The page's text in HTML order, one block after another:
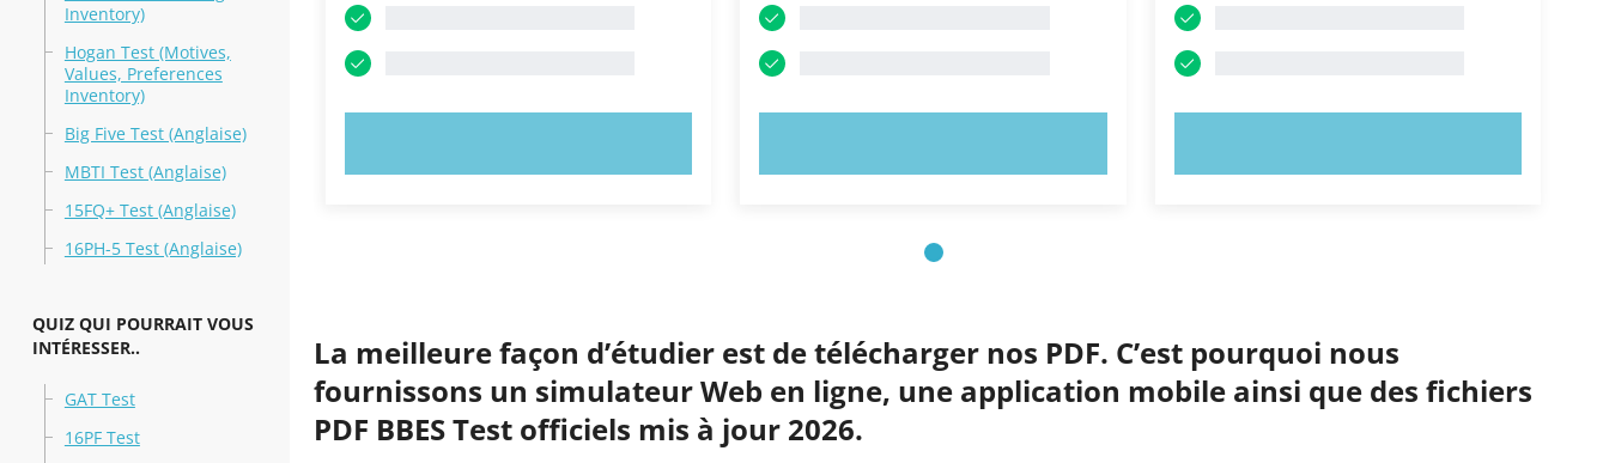
Inventory)
Hogan Test (Motives,
Values, Preferences
Inventory)
Big Five Test (Anglaise)
MBTI Test (Anglaise)
15FQ+ Test (Anglaise)
16PH-5 Test (Anglaise)
QUIZ QUI POURRAIT VOUS
INTÉRESSER..
GAT Test
16PF Test
La meilleure façon d’étudier est de télécharger nos PDF. C’est pourquoi nous
fournissons un simulateur Web en ligne, une application mobile ainsi que des fichiers
PDF BBES Test officiels mis à jour 2026.